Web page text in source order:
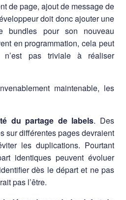
de page, ajout de message de
doit donc ajouter une
pour son nouveau
en programmation, cela peut
n’est pas triviale à réaliser
maintenable, les
du partage de labels. Des
sur différentes pages devraient
les duplications. Pourtant
identiques peuvent évoluer
dès le départ et ne pas
pas l’être.